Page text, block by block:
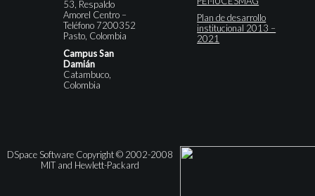
53, Respaldo
Amorel Centro –
Teléfono 7200352
Pasto, Colombia
Campus San
Damián
Catambuco,
Colombia
Plan de desarrollo
institucional 2013 –
2021
DSpace Software Copyright © 2002-2008
MIT and Hewlett-Packard